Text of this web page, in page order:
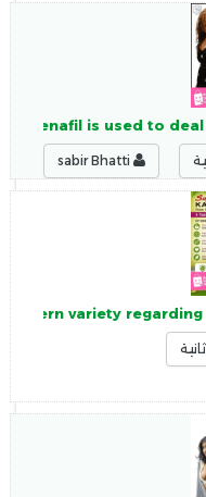
Sildenafil is used to
variety